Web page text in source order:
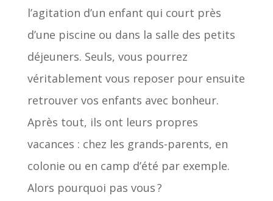
l’agitation d’un enfant qui court près
d’une piscine ou dans la salle des petits
déjeuners. Seuls, vous pourrez
véritablement vous reposer pour ensuite
retrouver vos enfants avec bonheur.
Après tout, ils ont leurs propres
vacances : chez les grands-parents, en
colonie ou en camp d’été par exemple.
Alors pourquoi pas vous ?